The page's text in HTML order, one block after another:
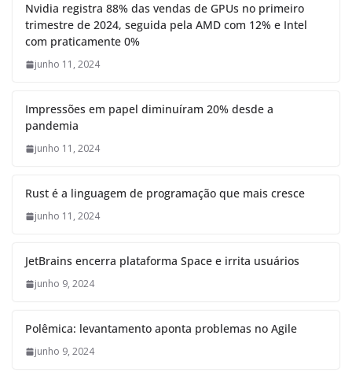
Nvidia registra 88% das vendas de GPUs no primeiro
trimestre de 2024, seguida pela AMD com 12% e Intel
com praticamente 0%
junho 11, 2024
Impressões em papel diminuíram 20% desde a
pandemia
junho 11, 2024
Rust é a linguagem de programação que mais cresce
junho 11, 2024
JetBrains encerra plataforma Space e irrita usuários
junho 9, 2024
Polêmica: levantamento aponta problemas no Agile
junho 9, 2024